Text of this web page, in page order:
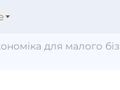
для малого